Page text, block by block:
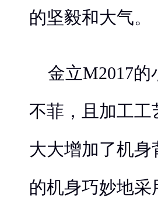
的坚毅和大气。
金立M2017
不菲，且加工工
大大增加了机身
的机身巧妙地